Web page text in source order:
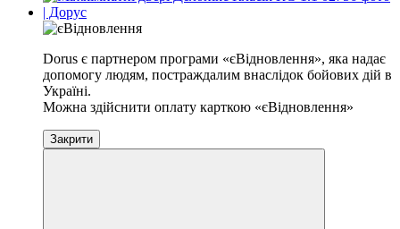
Dorus є партнером програми «єВідновлення», яка надає
допомогу людям, постраждалим внаслідок бойових дій в
Україні.
Можна здійснити оплату карткою «єВідновлення»
Закрити